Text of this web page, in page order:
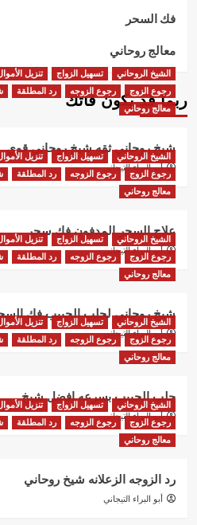
فك السحر
معالج روحاني
ربما قد يكون فاتك
الشيخ الروحاني تسهيل الزواج تنزيل
رجوع الزوج
رجوع الزوجه رد المطلقة
معالج روحاني
شيخ روحاني ثقه شيخ روحاني قوي
أبو البراء التيجاني
الشيخ الروحاني تسهيل الزواج تنزيل
رجوع الزوج
رجوع الزوجه رد المطلقة
معالج روحاني
علاج السحر المدفون فك سحر
أبو البراء التيجاني
الشيخ الروحاني تسهيل الزواج تنزيل
رجوع الزوج
رجوع الزوجه رد المطلقة
معالج روحاني
شيخ روحاني لجلب الحبيب فك
أبو البراء التيجاني
الشيخ الروحاني تسهيل الزواج تنزيل
رجوع الزوج
رجوع الزوجه رد المطلقة
معالج روحاني
جلب الحبيب بسرعه افضل شيخ
أبو البراء التيجاني
الشيخ الروحاني تسهيل الزواج تنزيل
رجوع الزوج
رجوع الزوجه رد المطلقة
معالج روحاني
رد الزوجه الزعلانه شيخ روحاني
أبو البراء التيجاني